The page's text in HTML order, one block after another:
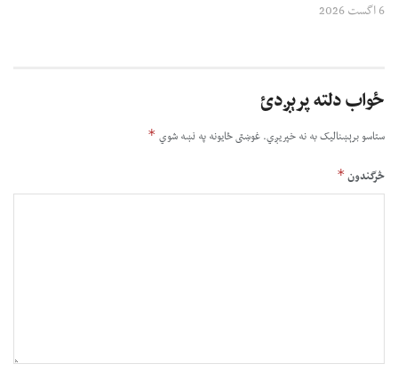
6 اگست 2026
ځواب دلته پرېږدئ
ستاسو برېښناليک به نه خپريږي.غوښتى ځایونه په نښه شوي *
څرگندون*